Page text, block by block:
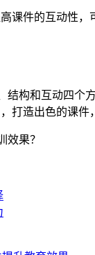
课件的互动性
结构和互动四个
打造出色的课件
效果？